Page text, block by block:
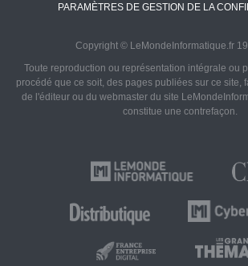
PARAMÈTRES DE GESTION DE LA
Copyright © LeMondeInformatique.fr
Toute reproduction ou représentation intégrale ou
procédé que ce soit, des pages publiées sur ce site,
de l'éditeur ou du webmaster du site
constitue une contrefaçon.